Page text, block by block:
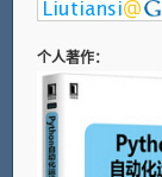
个人著作：